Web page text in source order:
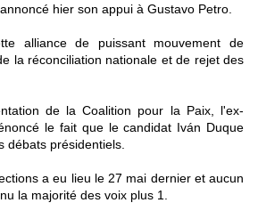
hier son appui à Gustavo Petro.
alliance de puissant mouvement de
la réconciliation nationale et de rejet des
de la Coalition pour la Paix, l'ex-
le fait que le candidat Iván Duque
débats présidentiels.
a eu lieu le 27 mai dernier et aucun
la majorité des voix plus 1.